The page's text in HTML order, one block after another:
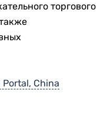
торгового
China